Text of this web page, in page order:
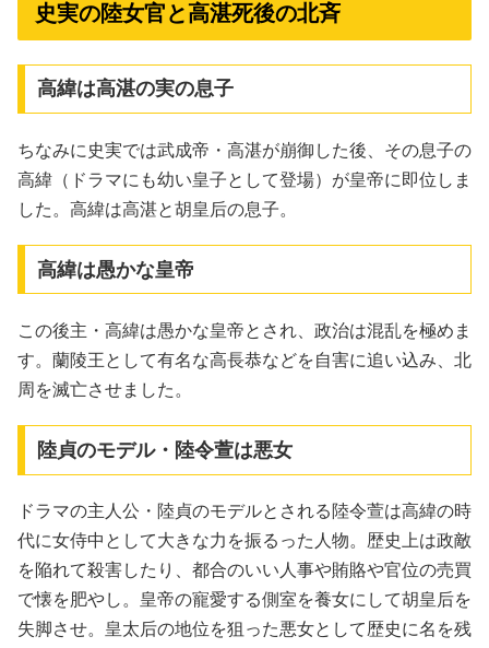
史実の陸女官と高湛死後の北斉
高緯は高湛の実の息子
ちなみに史実では武成帝・高湛が崩御した後、その息子の
高緯（ドラマにも幼い皇子として登場）が皇帝に即位しま
した。高緯は高湛と胡皇后の息子。
高緯は愚かな皇帝
この後主・高緯は愚かな皇帝とされ、政治は混乱を極めま
す。蘭陵王として有名な高長恭などを自害に追い込み、北
周を滅亡させました。
陸貞のモデル・陸令萱は悪女
ドラマの主人公・陸貞のモデルとされる陸令萱は高緯の時
代に女侍中として大きな力を振るった人物。歴史上は政敵
を陥れて殺害したり、都合のいい人事や賄賂や官位の売買
で懐を肥やし。皇帝の寵愛する側室を養女にして胡皇后を
失脚させ。皇太后の地位を狙った悪女として歴史に名を残